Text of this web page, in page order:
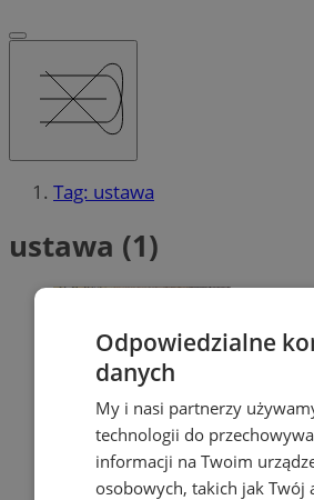
Tag: ustawa
ustawa (1)
Odpowiedzialne
danych
My i nasi partnerzy
technologii do
informacji na Twoim
osobowych, takich jak